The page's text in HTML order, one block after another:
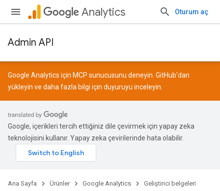
Analytics Oturum aç
Admin API
Google Analytics için MCP sunucusunu deneyin. GitHub'dan
yükleyin ve daha fazla bilgi için duyuruyu inceleyin.
Google, içerikleri tercih ettiğiniz dile çevirmek için yapay zeka
teknolojisini kullanır. Yapay zeka çevirilerinde hata olabilir.
Ana Sayfa Ürünler Google Analytics
Geliştirici belgeleri